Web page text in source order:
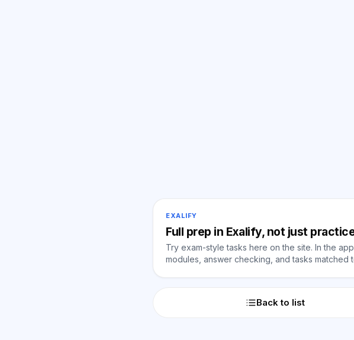
EXALIFY
Full prep in Exalify, not just
Try exam-style tasks here on the site. In the
modules, answer checking, and tasks matched
Back to list